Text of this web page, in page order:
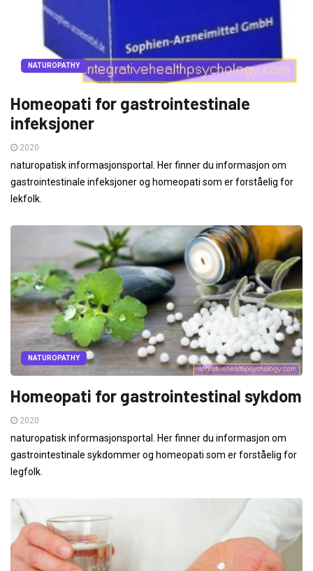
NATUROPATHY
Homeopati for gastrointestinale
infeksjoner
2020
naturopatisk informasjonsportal. Her finner du informasjon om
gastrointestinale infeksjoner og homeopati som er forståelig for
lekfolk.
NATUROPATHY
Homeopati for gastrointestinal sykdom
2020
naturopatisk informasjonsportal. Her finner du informasjon om
gastrointestinale sykdommer og homeopati som er forståelig for
legfolk.